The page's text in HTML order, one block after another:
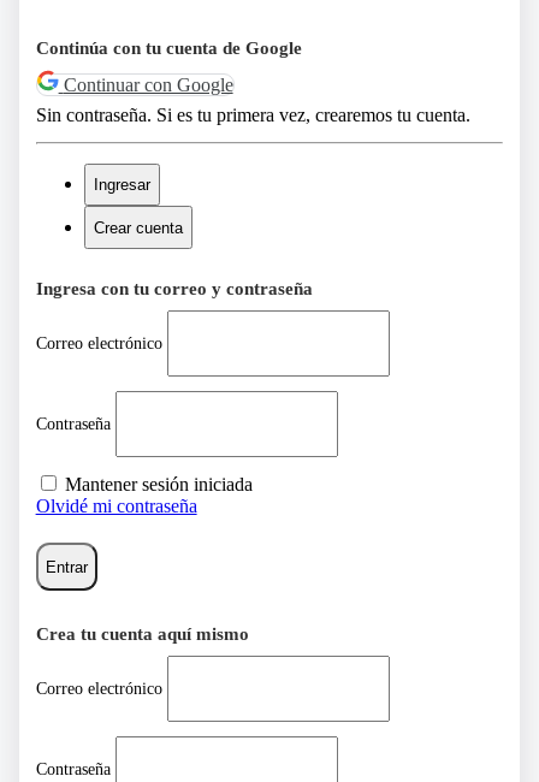
Continúa con tu cuenta de Google
Continuar con Google
Sin contraseña. Si es tu primera vez, crearemos tu cuenta.
Ingresar
Crear cuenta
Ingresa con tu correo y contraseña
Correo electrónico
Contraseña
Mantener sesión iniciada
Olvidé mi contraseña
Entrar
Crea tu cuenta aquí mismo
Correo electrónico
Contraseña